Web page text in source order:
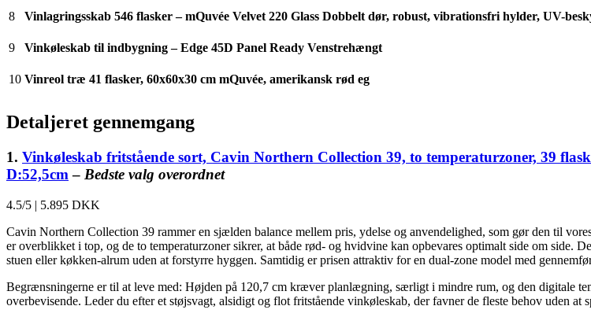
8
Vinlagringsskab 546 flasker – mQuvée Velvet 220 Glass Dobbelt dør, robust, vibrationsfri hylder, UV-
9
Vinkøleskab til indbygning – Edge 45D Panel Ready Venstrehængt
10 Vinreol træ 41 flasker, 60x60x30 cm mQuvée, amerikansk rød eg
Detaljeret gennemgang
1. Vinkøleskab fritstående sort, Cavin Northern Collection 39, to temperaturzoner, 39
D:52,5cm – Bedste valg overordnet
4.5/5 | 5.895 DKK
Cavin Northern Collection 39 rammer en sjælden balance mellem pris, ydelse og anvendelighed, som gør den til
er overblikket i top, og de to temperaturzoner sikrer, at både rød- og hvidvine kan opbevares optimalt side om side.
stuen eller køkken-alrum uden at forstyrre hyggen. Samtidig er prisen attraktiv for en dual-zone model med
Begrænsningerne er til at leve med: Højden på 120,7 cm kræver planlægning, særligt i mindre rum, og den digitale
overbevisende. Leder du efter et støjsvagt, alsidigt og flot fritstående vinkøleskab, der favner de fleste behov uden